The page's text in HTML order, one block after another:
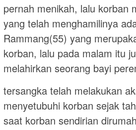
pernah menikah, lalu korban
yang telah menghamilinya
Rammang(55) yang
korban, lalu pada malam itu
melahirkan seorang bayi
tersangka telah melakukan
menyetubuhi korban sejak
saat korban sendirian